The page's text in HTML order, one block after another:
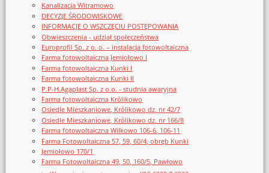
Kanalizacja Witramowo
DECYZJE ŚRODOWISKOWE
INFORMACJE O WSZCZĘCIU POSTĘPOWANIA
Obwieszczenia - udział społeczeństwa
Europrofil Sp. z o. o. – instalacja fotowoltaiczna
Farma fotowoltaiczna Jemiołowo I
Farma fotowoltaiczna Kunki I
Farma fotowoltaiczna Kunki II
P.P-H.Agaplast Sp. z o.o. - studnia awaryjna
Farma fotowoltaiczna Królikowo
Osiedle Mieszkaniowe, Królikowo dz. nr 42/7
Osiedle Mieszkaniowe, Królikowo dz. nr 166/8
Farma fotowoltaiczna Wilkowo 106-6, 106-11
Farma Fotowoltaiczna 57, 59, 60/4, obręb Kunki
Jemiołowo 170/1
Farma Fotowoltaiczna 49, 50, 160/5, Pawłowo